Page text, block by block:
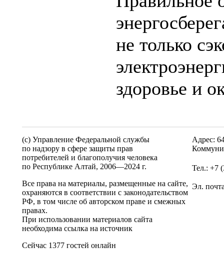
не только
здоровье и
(c) Управление Федеральной службы
по надзору в сфере защиты прав
потребителей и благополучия человека
по Республике Алтай, 2006—2024 г.
Все права на материалы, размещенные на сайте,
охраняются в соответствии с законодательством
РФ, в том числе об авторском праве и смежных
правах.
При использовании материалов сайта
необходима ссылка на источник
Сейчас 1377 гостей онлайн
Адрес:
Тел.: +7
Эл.